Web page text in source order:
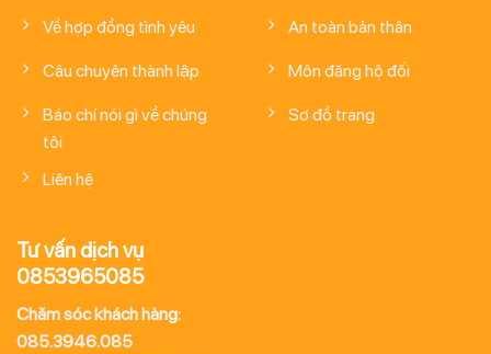
Về hợp đồng tình yêu
Câu chuyện thành lập
Báo chí nói gì về chúng
tôi
Liên hệ
An toàn bản thân
Môn đăng hộ đối
Sơ đồ trang
Tư vấn dịch vụ
0853965085
Chăm sóc khách hàng:
085.3946.085